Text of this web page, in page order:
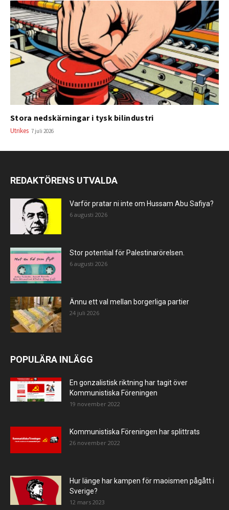
Stora nedskärningar i tysk bilindustri
Utrikes 7 juli 2026
REDAKTÖRENS UTVALDA
Varför pratar ni inte om Hussam Abu Safiya?
6 augusti 2026
Stor potential för Palestinarörelsen.
6 augusti 2026
Ännu ett val mellan borgerliga partier
24 juli 2026
POPULÄRA INLÄGG
En gonzalistisk riktning har tagit över
Kommunistiska Föreningen
19 november 2022
Kommunistiska Föreningen har splittrats
26 november 2022
Hur länge har kampen för maoismen pågått i
Sverige?
12 mars 2023